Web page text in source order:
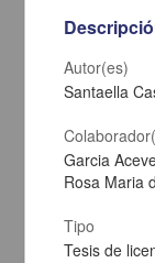
Analisis de las
Presa Falcon,
Autor(es)
Santaella
Garcia
Rosa Maria
Tipo
Tesis de